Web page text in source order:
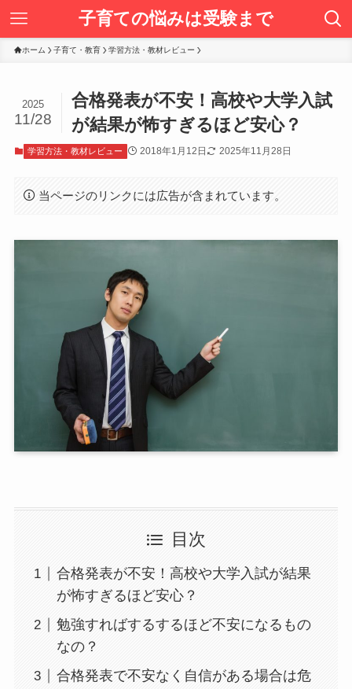
子育ての悩みは受験まで
ホーム 子育て・教育 学習方法・教材レビュー
合格発表が不安！高校や大学入試
が結果が怖すぎるほど安心？
2025
11/28
学習方法・教材レビュー 2018年1月12日 2025年11月28日
当ページのリンクには広告が含まれています。
目次
合格発表が不安！高校や大学入試が結果
が怖すぎるほど安心？
勉強すればするするほど不安になるもの
なの？
合格発表で不安なく自信がある場合は危